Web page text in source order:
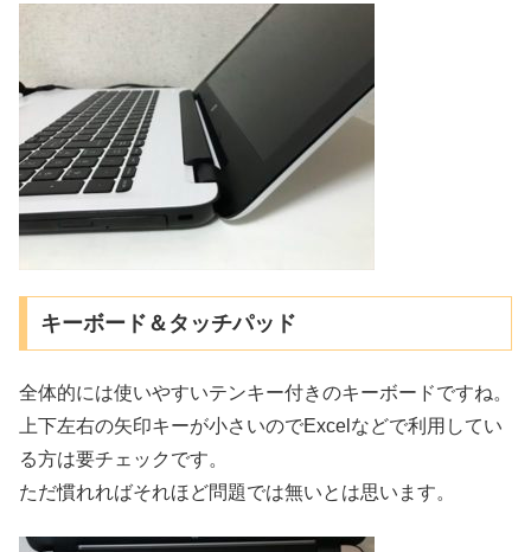
キーボード＆タッチパッド
全体的には使いやすいテンキー付きのキーボードですね。
上下左右の矢印キーが小さいのでExcelなどで利用してい
る方は要チェックです。
ただ慣れればそれほど問題では無いとは思います。